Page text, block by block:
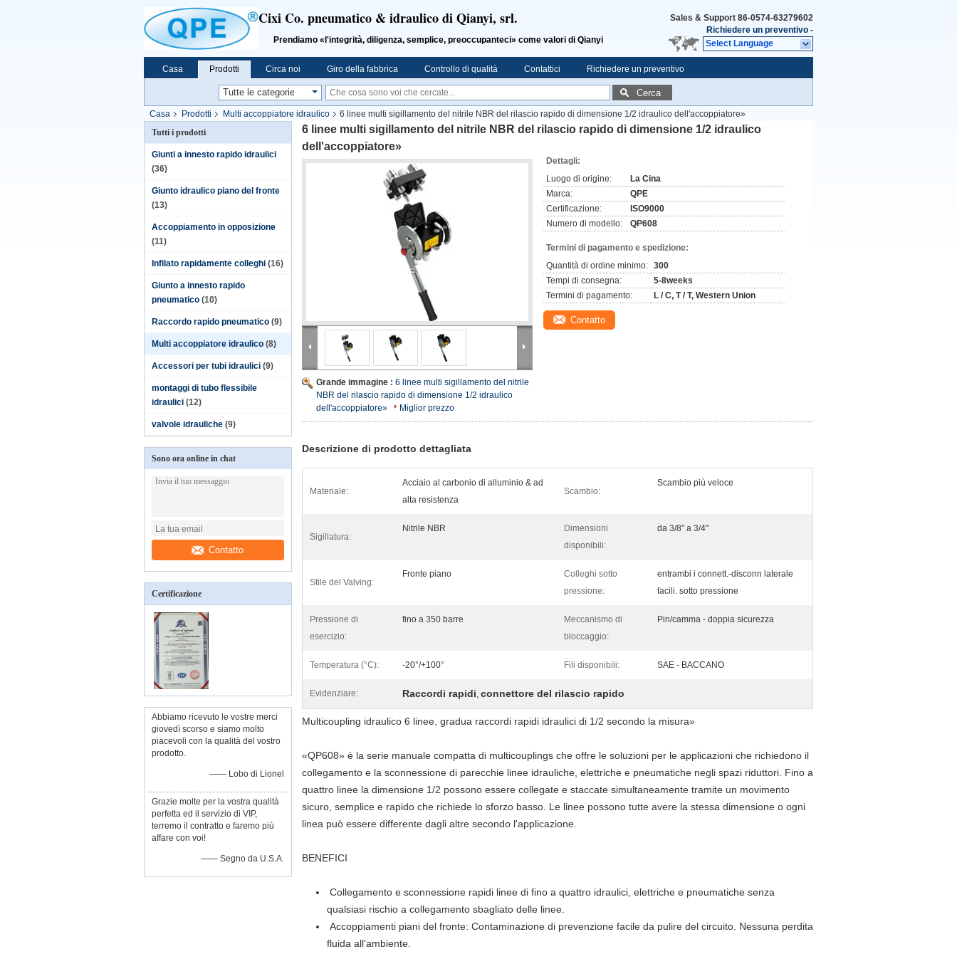
Cixi Co. pneumatico & idraulico di Qianyi, srl.
Prendiamo «l'integrità, diligenza, semplice, preoccupanteci» come valori di Qianyi
Sales & Support 86-0574-63279602
Richiedere un preventivo -
Select Language
Casa Prodotti Circa noi Giro della fabbrica Controllo di qualità Contattici Richiedere un preventivo
Cerca
Casa Prodotti Multi accoppiatore idraulico
6 linee multi sigillamento del nitrile NBR del rilascio rapido di dimensione 1/2 idraulico dell'accoppiatore»
Tutti i prodotti
Giunti a innesto rapido idraulici
(36)
Giunto idraulico piano del fronte
(13)
Accoppiamento in opposizione
(11)
Infilato rapidamente colleghi (16)
Giunto a innesto rapido
pneumatico (10)
Raccordo rapido pneumatico (9)
Multi accoppiatore idraulico (8)
Accessori per tubi idraulici (9)
montaggi di tubo flessibile
idraulici (12)
valvole idrauliche (9)
Sono ora online in chat
Contatto
Certificazione
Abbiamo ricevuto le vostre merci
giovedì scorso e siamo molto
piacevoli con la qualità del vostro
prodotto.
—— Lobo di Lionel
Grazie molte per la vostra qualità
perfetta ed il servizio di VIP,
terremo il contratto e faremo più
affare con voi!
—— Segno da U.S.A.
6 linee multi sigillamento del nitrile NBR del rilascio rapido di dimensione 1/2 idraulico
dell'accoppiatore»
Grande immagine : 6 linee multi sigillamento del nitrile
NBR del rilascio rapido di dimensione 1/2 idraulico
dell'accoppiatore»
Miglior prezzo
Dettagli:
Luogo di origine:
La Cina
Marca:
QPE
Certificazione:
ISO9000
Numero di modello:
QP608
Termini di pagamento e spedizione:
Quantità di ordine minimo: 300
Tempi di consegna:
5-8weeks
Termini di pagamento:
L / C, T / T, Western Union
Contatto
Descrizione di prodotto dettagliata
Materiale:
Acciaio al carbonio di alluminio & ad
alta resistenza
Scambio:
Scambio più veloce
Sigillatura:
Nitrile NBR
Dimensioni
disponibili:
da 3/8" a 3/4"
Stile del Valving:
Fronte piano
Colleghi sotto
pressione:
entrambi i connett.-disconn laterale
facili. sotto pressione
Pressione di
esercizio:
fino a 350 barre
Meccanismo di
bloccaggio:
Pin/camma - doppia sicurezza
Temperatura (°C): -20°/+100° Fili disponibili: SAE - BACCANO
Evidenziare: Raccordi rapidi, connettore del rilascio rapido
Multicoupling idraulico 6 linee, gradua raccordi rapidi idraulici di 1/2 secondo la misura»
«QP608» è la serie manuale compatta di multicouplings che offre le soluzioni per le applicazioni che richiedono il
collegamento e la sconnessione di parecchie linee idrauliche, elettriche e pneumatiche negli spazi riduttori. Fino a
quattro linee la dimensione 1/2 possono essere collegate e staccate simultaneamente tramite un movimento
sicuro, semplice e rapido che richiede lo sforzo basso. Le linee possono tutte avere la stessa dimensione o ogni
linea può essere differente dagli altre secondo l'applicazione.
BENEFICI
Collegamento e sconnessione rapidi linee di fino a quattro idraulici, elettriche e pneumatiche senza
qualsiasi rischio a collegamento sbagliato delle linee.
Accoppiamenti piani del fronte: Contaminazione di prevenzione facile da pulire del circuito. Nessuna perdita
fluida all'ambiente.